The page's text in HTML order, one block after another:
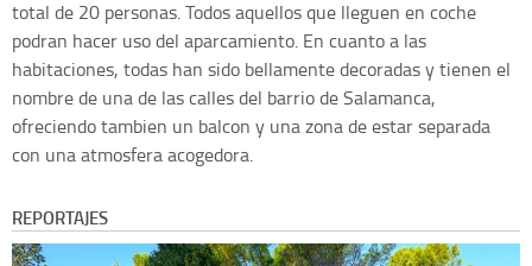
total de 20 personas. Todos aquellos que lleguen en coche
podran hacer uso del aparcamiento. En cuanto a las
habitaciones, todas han sido bellamente decoradas y tienen el
nombre de una de las calles del barrio de Salamanca,
ofreciendo tambien un balcon y una zona de estar separada
con una atmosfera acogedora.
REPORTAJES